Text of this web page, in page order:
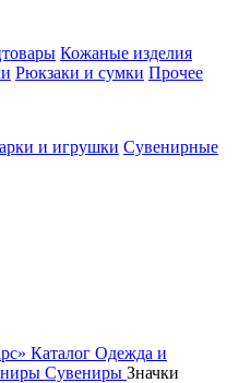
Кожаные изделия
Рюкзаки и сумки Прочее
и игрушки Сувенирные
Каталог Одежда и
Сувениры Значки